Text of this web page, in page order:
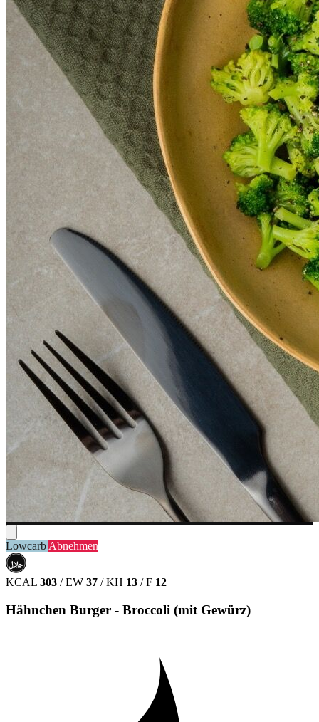
Lowcarb Abnehmen
حلال
HALAL
KCAL 303 / EW 37 / KH 13 / F 12
Hähnchen Burger - Broccoli (mit Gewürz)